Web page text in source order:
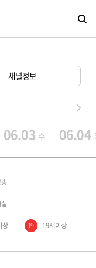
검
채널정보
06.03 수 06.04
상 19 19세이상